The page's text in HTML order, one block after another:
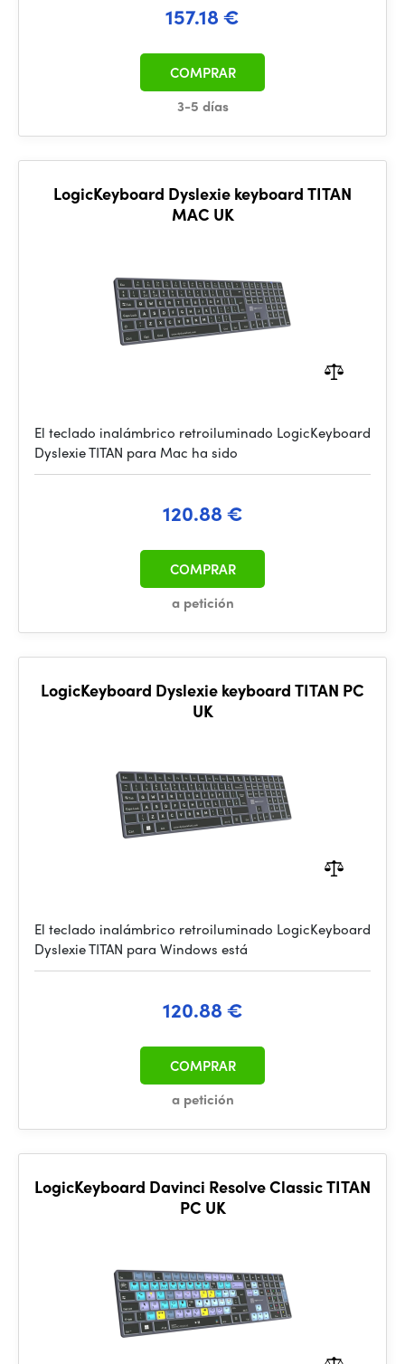
157.18 €
3-5 días
COMPRAR
LogicKeyboard Dyslexie keyboard TITAN
MAC UK
El teclado inalámbrico retroiluminado LogicKeyboard
Dyslexie TITAN para Mac ha sido
120.88 €
a petición
COMPRAR
LogicKeyboard Dyslexie keyboard TITAN PC
UK
El teclado inalámbrico retroiluminado LogicKeyboard
Dyslexie TITAN para Windows está
120.88 €
a petición
COMPRAR
LogicKeyboard Davinci Resolve Classic TITAN
PC UK